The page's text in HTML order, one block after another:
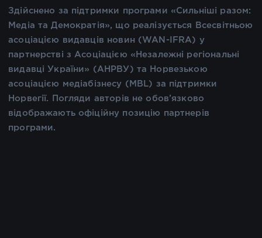
Здійснено за підтримки програми «Сильніші разом:
Медіа та Демократія», що реалізується Всесвітньою
асоціацією видавців новин (WAN-IFRA) у
партнерстві з Асоціацією «Незалежні регіональні
видавці України» (АНРВУ) та Норвезькою
асоціацією медіабізнесу (MBL) за підтримки
Норвегії. Погляди авторів не обов’язково
відображають офіційну позицію партнерів
програми.